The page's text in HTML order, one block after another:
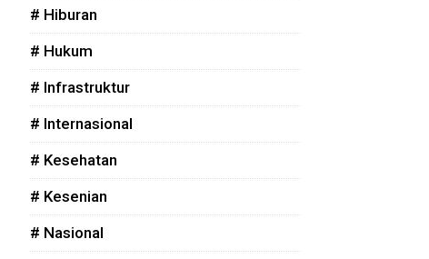
# Hiburan
# Hukum
# Infrastruktur
# Internasional
# Kesehatan
# Kesenian
# Nasional